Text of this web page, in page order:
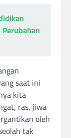
saat ini
kita
ras, jiwa
oleh
tak